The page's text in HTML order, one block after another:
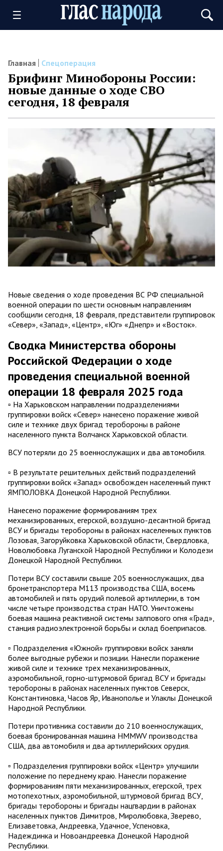
Главная Спецоперация
Брифинг Минобороны России:
новые данные о ходе СВО
сегодня, 18 февраля
Новые сведения о ходе проведения ВС РФ специальной
военной операции по шести основным направлениям
сообщили сегодня, 18 февраля, представители группировок
«Север», «Запад», «Центр», «Юг» «Днепр» и «Восток».
Сводка Министерства обороны
Российской Федерации о ходе
проведения специальной военной
операции 18 февраля 2025 года
▫️ На Харьковском направлении подразделениями
группировки войск «Север» нанесено поражение живой
силе и технике двух бригад теробороны в районе
населенного пункта Волчанск Харьковской области.
ВСУ потеряли до 25 военнослужащих и два автомобиля.
▫️ В результате решительных действий подразделений
группировки войск «Запад» освобожден населенный пункт
ЯМПОЛОВКА Донецкой Народной Республики.
Нанесено поражение формированиям трех
механизированных, егерской, воздушно-десантной бригад
ВСУ и бригады теробороны в районах населенных пунктов
Лозовая, Загоруйковка Харьковской области, Свердловка,
Новолюбовка Луганской Народной Республики и Колодези
Донецкой Народной Республики.
Потери ВСУ составили свыше 205 военнослужащих, два
бронетранспортера М113 производства США, восемь
автомобилей и пять орудий полевой артиллерии, в том
числе четыре производства стран НАТО. Уничтожены
боевая машина реактивной системы залпового огня «Град»,
станция радиоэлектронной борьбы и склад боеприпасов.
▫️ Подразделения «Южной» группировки войск заняли
более выгодные рубежи и позиции. Нанесли поражение
живой силе и технике трех механизированных,
аэромобильной, горно-штурмовой бригад ВСУ и бригады
теробороны в районах населенных пунктов Северск,
Константиновка, Часов Яр, Иванополье и Улаклы Донецкой
Народной Республики.
Потери противника составили до 210 военнослужащих,
боевая бронированная машина HMMWV производства
США, два автомобиля и два артиллерийских орудия.
▫️ Подразделения группировки войск «Центр» улучшили
положение по переднему краю. Нанесли поражение
формированиям пяти механизированных, егерской, трех
мотопехотных, аэромобильной, штурмовой бригад ВСУ,
бригады теробороны и бригады нацгвардии в районах
населенных пунктов Димитров, Миролюбовка, Зверево,
Елизаветовка, Андреевка, Удачное, Успеновка,
Надеждинка и Новоандреевка Донецкой Народной
Республики.